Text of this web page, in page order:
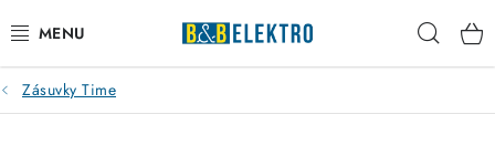
na
obsah
Reklamace / Vrácení zboží
Zásuvky Time